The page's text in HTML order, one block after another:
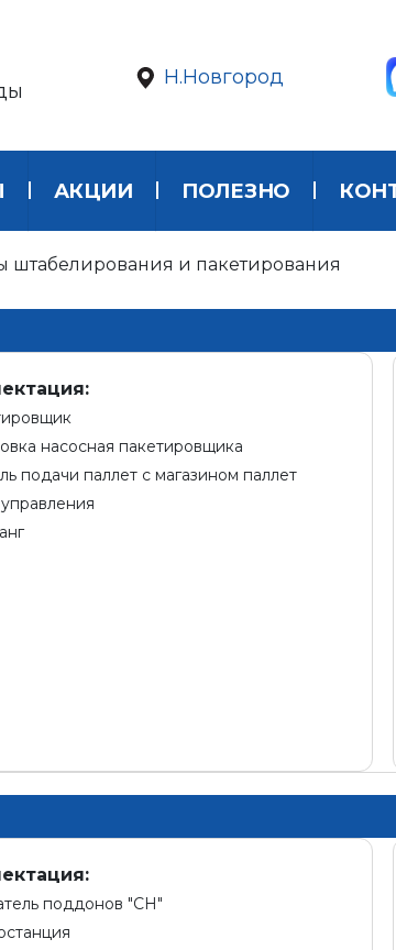
Н.Новгород
АКЦИИ ПОЛЕЗНО
штабелирования и пакетирования
насосная пакетировщика
подачи паллет с магазином паллет
поддонов "СН"